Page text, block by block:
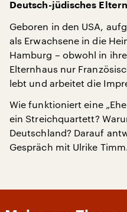
Deutsch-jüdisches
Geboren in den USA,
als Erwachsene in die
Hamburg – obwohl in
Elternhaus nur
lebt und arbeitet die
Wie funktioniert eine
ein Streichquartett?
Deutschland? Darauf
Gespräch mit Ulrike